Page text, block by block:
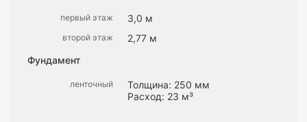
первый этаж 3,0 м
второй этаж
2,77 м
Фундамент
ленточный
Толщина: 250 мм
Расход: 23 м³